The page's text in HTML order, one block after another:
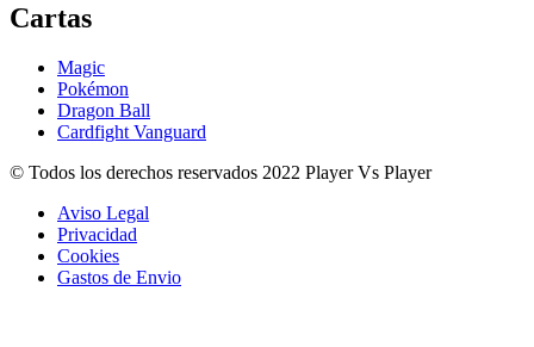
Cartas
Magic
Pokémon
Dragon Ball
Cardfight Vanguard
© Todos los derechos reservados 2022 Player Vs Player
Aviso Legal
Privacidad
Cookies
Gastos de Envio